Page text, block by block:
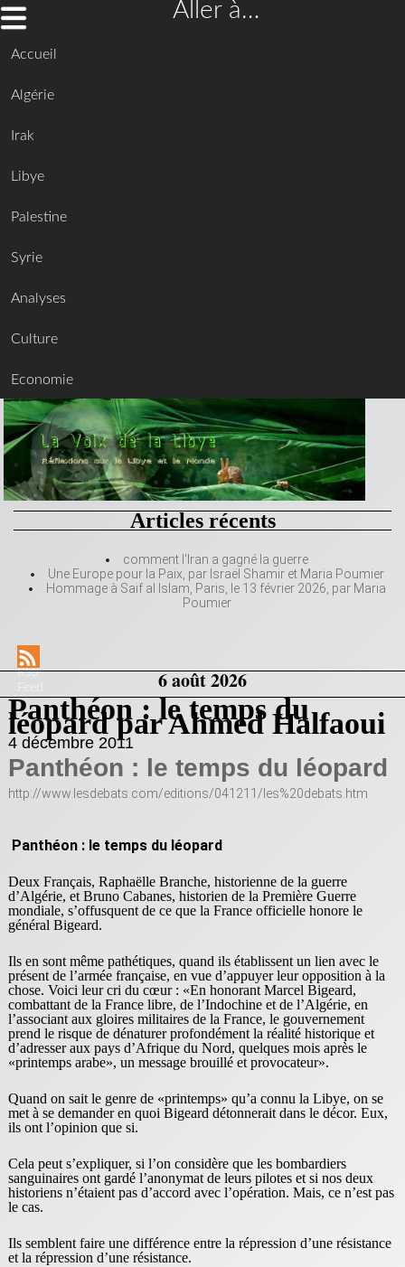
Aller à…
Accueil
Algérie
Irak
Libye
Palestine
Syrie
Analyses
Culture
Economie
Articles récents
comment l’Iran a gagné la guerre
Une Europe pour la Paix, par Israël Shamir et Maria Poumier
Hommage à Saif al Islam, Paris, le 13 février 2026, par Maria
Poumier
RSS
6 août 2026
Panthéon : le temps du
léopard par Ahmed Halfaoui
4 décembre 2011
Panthéon : le temps du léopard
http://www.lesdebats.com/editions/041211/les%20debats.htm
Panthéon : le temps du léopard
Deux Français, Raphaëlle Branche, historienne de la guerre
d’Algérie, et Bruno Cabanes, historien de la Première Guerre
mondiale, s’offusquent de ce que la France officielle honore le
général Bigeard.
Ils en sont même pathétiques, quand ils établissent un lien avec le
présent de l’armée française, en vue d’appuyer leur opposition à la
chose. Voici leur cri du cœur : «En honorant Marcel Bigeard,
combattant de la France libre, de l’Indochine et de l’Algérie, en
l’associant aux gloires militaires de la France, le gouvernement
prend le risque de dénaturer profondément la réalité historique et
d’adresser aux pays d’Afrique du Nord, quelques mois après le
«printemps arabe», un message brouillé et provocateur».
Quand on sait le genre de «printemps» qu’a connu la Libye, on se
met à se demander en quoi Bigeard détonnerait dans le décor. Eux,
ils ont l’opinion que si.
Cela peut s’expliquer, si l’on considère que les bombardiers
sanguinaires ont gardé l’anonymat de leurs pilotes et si nos deux
historiens n’étaient pas d’accord avec l’opération. Mais, ce n’est pas
le cas.
Ils semblent faire une différence entre la répression d’une résistance
et la répression d’une résistance.